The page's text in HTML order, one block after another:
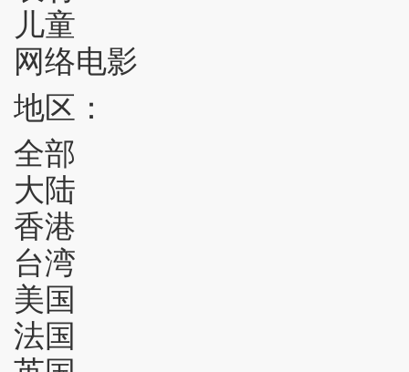
儿童
网络电影
地区：
全部
大陆
香港
台湾
美国
法国